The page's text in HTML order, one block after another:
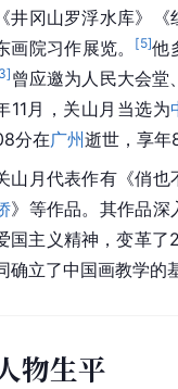
《井冈山罗浮水库》
画院习作展览。
[5]他
3] 曾应邀为人民大会堂
11月，关山月当选为
分在广州逝世，享年
山月代表作有《俏
》等作品。其作品深
国主义精神，变革了
确立了中国画教学的
物生平